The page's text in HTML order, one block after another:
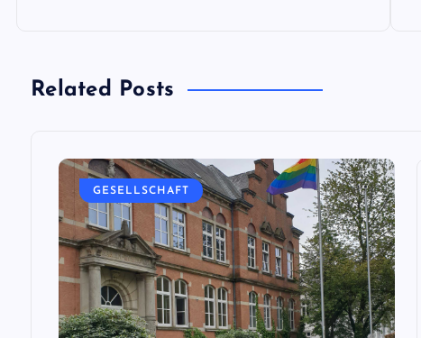
Related Posts
GESELLSCHAFT